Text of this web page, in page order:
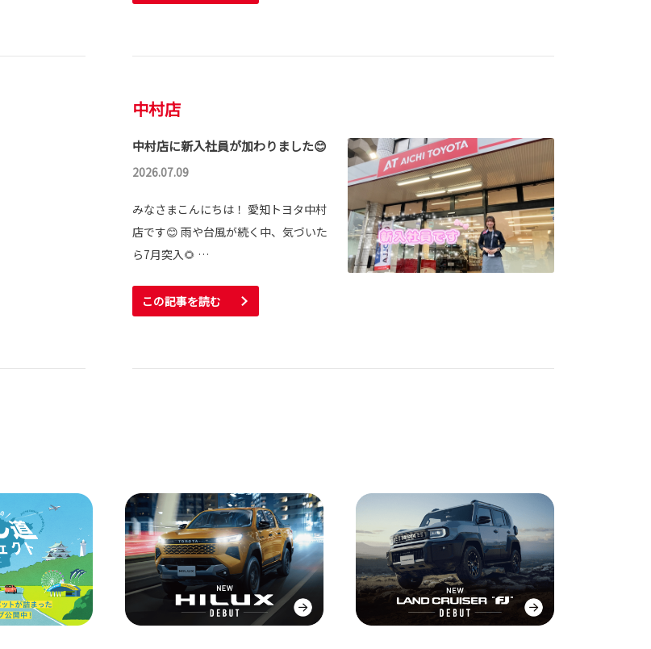
中村店
中村店に新入社員が加わりました😊
2026.07.09
みなさまこんにちは！ 愛知トヨタ中村
店です😊 雨や台風が続く中、気づいた
ら7月突入🌻 …
この記事を読む